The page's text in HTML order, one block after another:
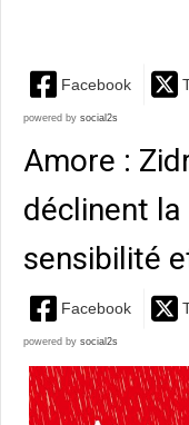
Facebook
powered by social2s
Amore :
déclinent
sensibilité
Facebook
powered by social2s